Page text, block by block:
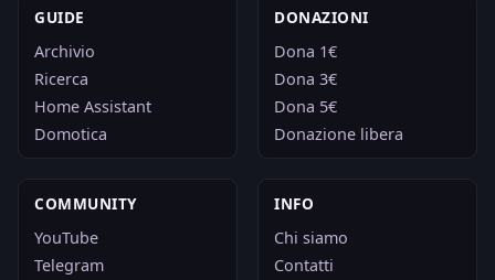
GUIDE
Archivio
Ricerca
Home Assistant
Domotica
DONAZIONI
Dona 1€
Dona 3€
Dona 5€
Donazione libera
COMMUNITY
YouTube
Telegram
INFO
Chi siamo
Contatti